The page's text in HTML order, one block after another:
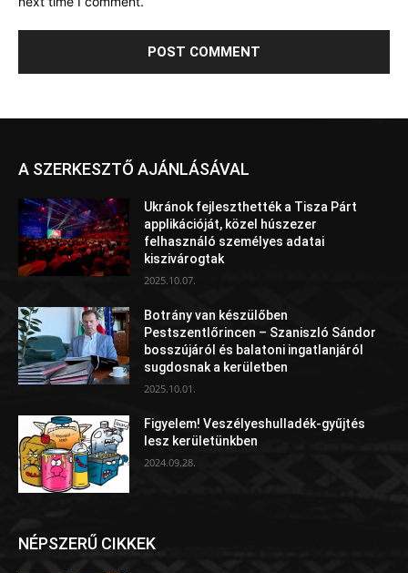
A SZERKESZTŐ AJÁNLÁSÁVAL
Ukránok fejleszthették a Tisza Párt
applikációját, közel húszezer
felhasználó személyes adatai
kiszivárogtak
2025.10.07.
Botrány van készülőben
Pestszentlőrincen – Szaniszló Sándor
bosszújáról és balatoni ingatlanjáról
sugdosnak a kerületben
2025.10.01.
Figyelem! Veszélyeshulladék-gyűjtés
lesz kerületünkben
2024.09.28.
NÉPSZERŰ CIKKEK